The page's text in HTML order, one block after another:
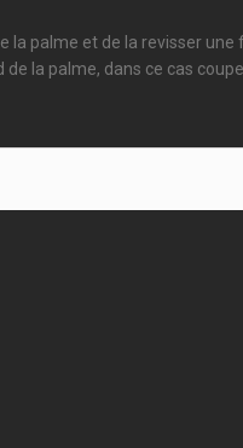
palme et de la revisser une
la palme, dans ce cas